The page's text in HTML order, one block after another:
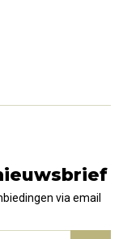
via email